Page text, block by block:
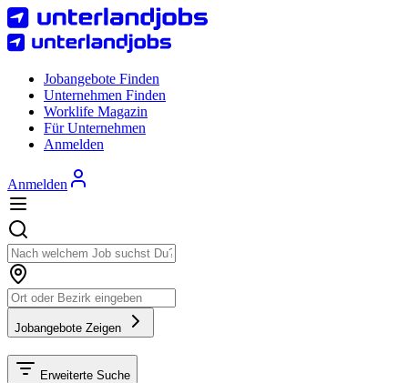
Jobangebote Finden
Unternehmen Finden
Worklife Magazin
Für Unternehmen
Anmelden
Anmelden
Jobangebote Zeigen
Erweiterte Suche